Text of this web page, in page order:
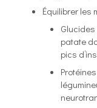
Équilibrer les
Glucides
patate
pics